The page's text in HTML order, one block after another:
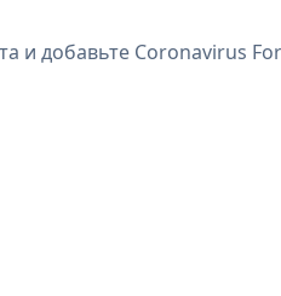
и добавьте Coronavirus